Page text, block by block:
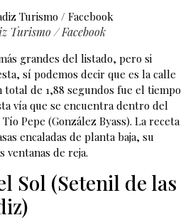
Turismo / Facebook
grandes del listado, pero si
sí podemos decir que es la calle
total de 1,88 segundos fue el tiempo
vía que se encuentra dentro del
Pepe (González Byass). La receta
encaladas de planta baja, su
ventanas de reja.
Sol (Setenil de las